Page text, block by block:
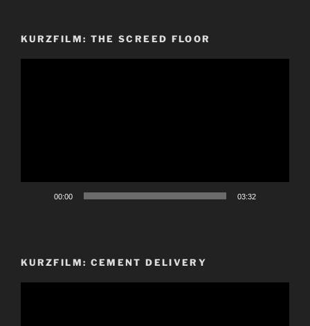
KURZFILM: THE SCREED FLOOR
00:00 03:32
KURZFILM: CEMENT DELIVERY